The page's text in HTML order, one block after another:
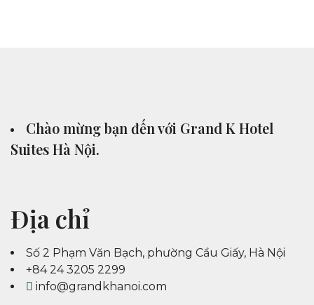
Chào mừng bạn đến với Grand K Hotel
Suites Hà Nội.
Địa chỉ
Số 2 Phạm Văn Bạch, phường Cầu Giấy, Hà Nội
+84 24 3205 2299
info@grandkhanoi.com